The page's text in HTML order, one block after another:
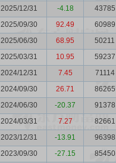
2025/12/31
-4.18 43785
2025/09/30
92.49 60989
2025/06/30
68.95 50211
2025/03/31
10.95 59237
2024/12/31
7.45 71114
2024/09/30
26.71 86265
2024/06/30
-20.37 91378
2024/03/31
7.27 82661
2023/12/31
-13.91 96398
2023/09/30
-27.15 85450